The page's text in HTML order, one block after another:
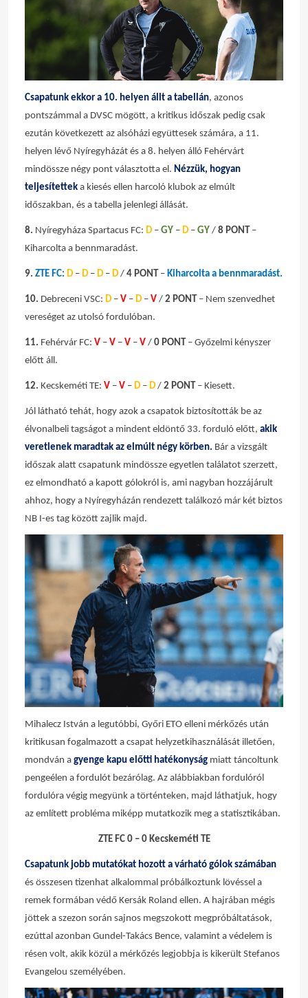
Csapatunk ekkor a 10. helyen állt a tabellán, azonos
pontszámmal a DVSC mögött, a kritikus időszak pedig csak
ezután következett az alsóházi együttesek számára, a 11.
helyen lévő Nyíregyházát és a 8. helyen álló Fehérvárt
mindössze négy pont választotta el. Nézzük, hogyan
teljesítettek a kiesés ellen harcoló klubok az elmúlt
időszakban, és a tabella jelenlegi állását.
8. Nyíregyháza Spartacus FC: D – GY – D – GY / 8 PONT –
Kiharcolta a bennmaradást.
9. ZTE FC: D – D – D – D / 4 PONT – Kiharcolta a bennmaradást.
10. Debreceni VSC: D – V – D – V / 2 PONT – Nem szenvedhet
vereséget az utolsó fordulóban.
11. Fehérvár FC: V – V – V – V / 0 PONT – Győzelmi kényszer
előtt áll.
12. Kecskeméti TE: V – V – D – D / 2 PONT – Kiesett.
Jól látható tehát, hogy azok a csapatok biztosították be az
élvonalbeli tagságot a mindent eldöntő 33. forduló előtt, akik
veretlenek maradtak az elmúlt négy körben. Bár a vizsgált
időszak alatt csapatunk mindössze egyetlen találatot szerzett,
ez elmondható a kapott gólokról is, ami nagyban hozzájárult
ahhoz, hogy a Nyíregyházán rendezett találkozó már két biztos
NB I-es tag között zajlik majd.
Mihalecz István a legutóbbi, Győri ETO elleni mérkőzés után
kritikusan fogalmazott a csapat helyzetkihasználását illetően,
mondván a gyenge kapu előtti hatékonyság miatt táncoltunk
pengeélen a fordulót bezárólag. Az alábbiakban fordulóról
fordulóra végig megyünk a történteken, majd láthatjuk, hogy
az említett probléma miképp mutatkozik meg a statisztikában.
ZTE FC 0 – 0 Kecskeméti TE
Csapatunk jobb mutatókat hozott a várható gólok számában
és összesen tizenhat alkalommal próbálkoztunk lövéssel a
remek formában védő Kersák Roland ellen. A hajrában mégis
jöttek a szezon során sajnos megszokott megpróbáltatások,
ezúttal azonban Gundel-Takács Bence, valamint a védelem is
résen volt, akik közül a mérkőzés legjobbja is kikerült Stefanos
Evangelou személyében.